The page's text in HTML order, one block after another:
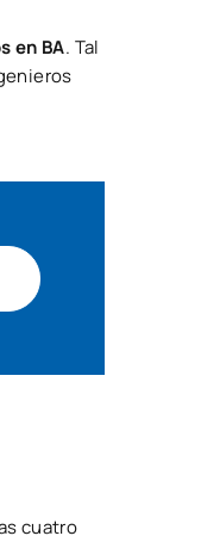
en BA. Tal
cuatro